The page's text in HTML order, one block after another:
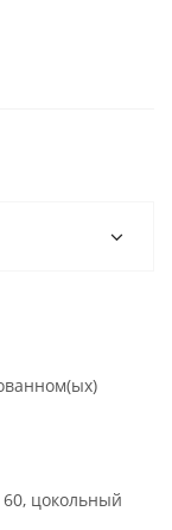
60, цокольный